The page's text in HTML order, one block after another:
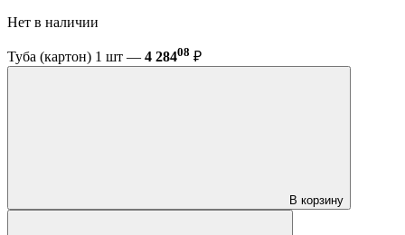
Нет в наличии
Туба (картон) 1 шт — 4 28408 ₽
В корзину